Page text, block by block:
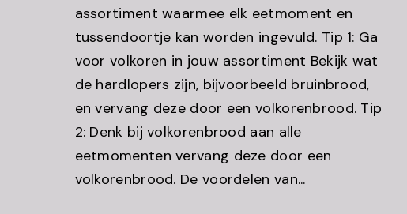
assortiment waarmee elk eetmoment en
tussendoortje kan worden ingevuld. Tip 1: Ga
voor volkoren in jouw assortiment Bekijk wat
de hardlopers zijn, bijvoorbeeld bruinbrood,
en vervang deze door een volkorenbrood. Tip
2: Denk bij volkorenbrood aan alle
eetmomenten vervang deze door een
volkorenbrood. De voordelen van...